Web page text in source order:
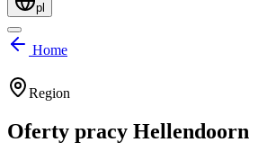
pl
Home
Region
Oferty pracy Hellendoorn